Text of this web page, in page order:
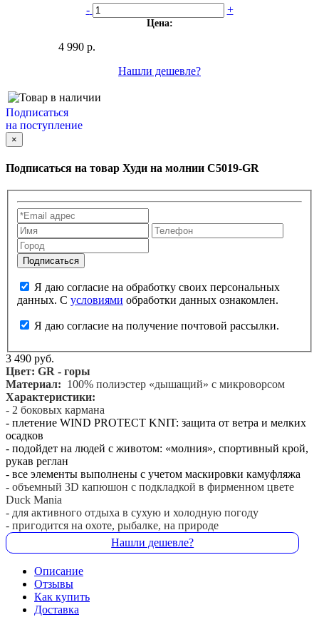
- +
Цена:
4 990 р.
Нашли дешевле?
Подписаться
на поступление
×
Подписаться на товар Худи на молнии C5019-GR
данных. С условиями обработки данных ознакомлен.
Я даю согласие на получение почтовой рассылки.
3 490 руб.
Цвет: GR - горы
Материал: 100% полиэстер «дышащий» с микроворсом
Характеристики:
- 2 боковых кармана
- плетение WIND PROTECT KNIT: защита от ветра и мелких
осадков
- подойдет на людей с животом: «молния», спортивный крой,
рукав реглан
- все элементы выполнены с учетом маскировки камуфляжа
- объемный 3D капюшон с подкладкой в фирменном цвете
Duck Mania
- для активного отдыха в сухую и холодную погоду
- пригодится на охоте, рыбалке, на природе
Нашли дешевле?
Описание
Отзывы
Как купить
Доставка